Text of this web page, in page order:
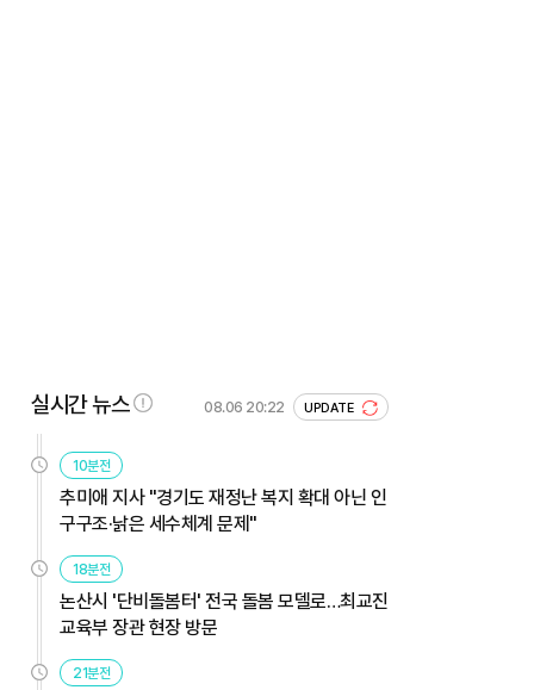
실시간 뉴스 08.06 20:22 UPDATE
10분전
추미애 지사 "경기도 재정난 복지 확대 아닌 인
구구조·낡은 세수체계 문제"
18분전
논산시 '단비돌봄터' 전국 돌봄 모델로…최교진
교육부 장관 현장 방문
21분전